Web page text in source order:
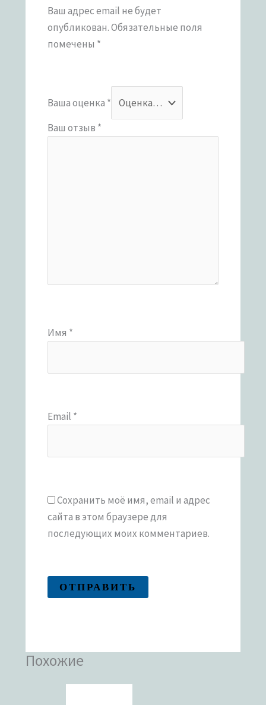
Ваш адрес email не будет
опубликован.Обязательные поля
помечены *
Ваша оценка *
Ваш отзыв *
Имя *
Email *
Сохранить моё имя, email и адрес
сайта в этом браузере для
последующих моих комментариев.
Похожие